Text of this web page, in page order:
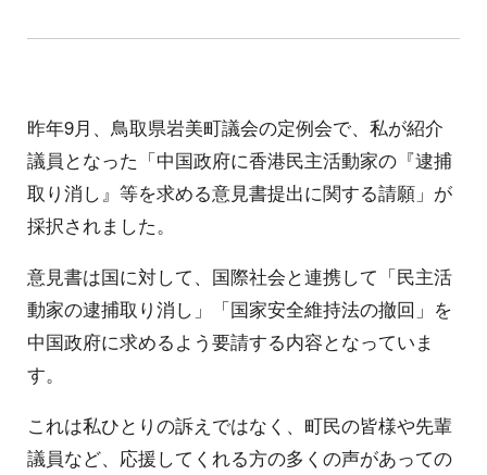
昨年9月、鳥取県岩美町議会の定例会で、私が紹介
議員となった「中国政府に香港民主活動家の『逮捕
取り消し』等を求める意見書提出に関する請願」が
採択されました。
意見書は国に対して、国際社会と連携して「民主活
動家の逮捕取り消し」「国家安全維持法の撤回」を
中国政府に求めるよう要請する内容となっていま
す。
これは私ひとりの訴えではなく、町民の皆様や先輩
議員など、応援してくれる方の多くの声があっての